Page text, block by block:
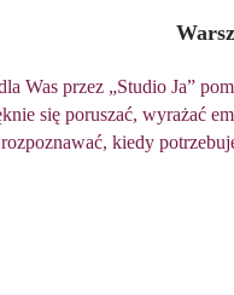
Was przez „Studio Ja”
się poruszać, wyrażać
kiedy